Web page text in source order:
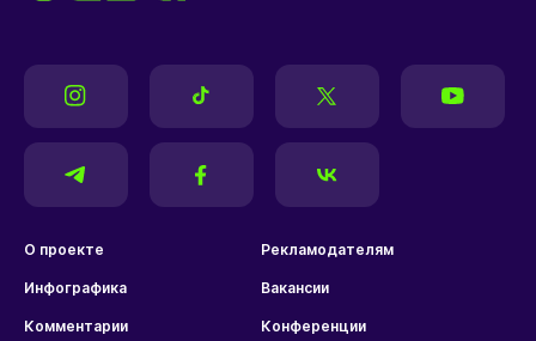
О проекте Рекламодателям
Инфографика Вакансии
Комментарии Конференции